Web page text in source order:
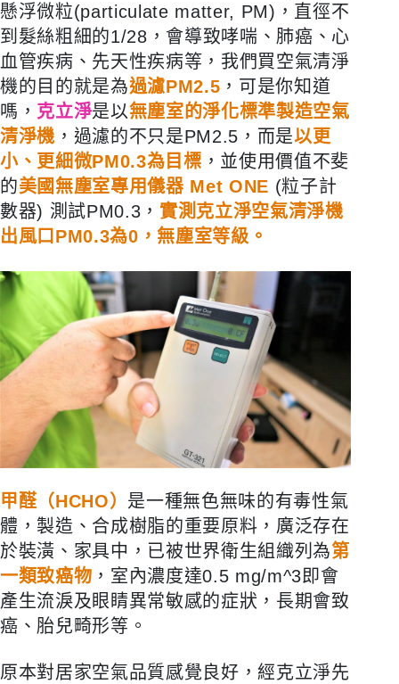
懸浮微粒(particulate matter, PM)，直徑不
到髮絲粗細的1/28，會導致哮喘、肺癌、心
血管疾病、先天性疾病等，我們買空氣清淨
機的目的就是為過濾PM2.5 ，可是你知道
嗎， 克立淨是以無塵室的淨化標準製造空氣
清淨機 ，過濾的不只是PM2.5，而是以更
小、更細微PM0.3為目標 ，並使用價值不斐
的美國無塵室專用儀器 Met ONE (粒子計
數器) 測試PM0.3， 實測克立淨空氣清淨機
出風口PM0.3為0，無塵室等級。
甲醛（HCHO） 是一種無色無味的有毒性氣
體，製造、合成樹脂的重要原料，廣泛存在
於裝潢、家具中，已被世界衛生組織列為第
一類致癌物 ，室內濃度達0.5 mg/m^3即會
產生流淚及眼睛異常敏感的症狀，長期會致
癌、胎兒畸形等。
原本對居家空氣品質感覺良好，經克立淨先